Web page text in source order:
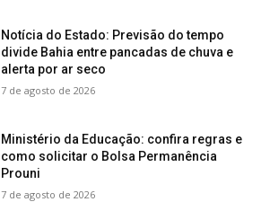
Notícia do Estado: Previsão do tempo
divide Bahia entre pancadas de chuva e
alerta por ar seco
7 de agosto de 2026
Ministério da Educação: confira regras e
como solicitar o Bolsa Permanência
Prouni
7 de agosto de 2026